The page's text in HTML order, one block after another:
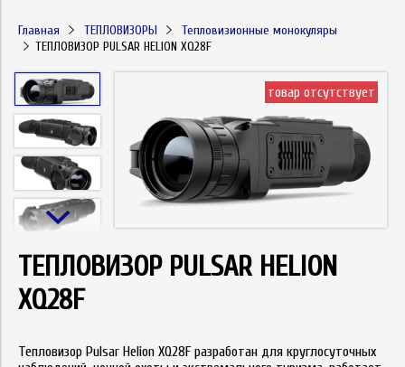
Главная ТЕПЛОВИЗОРЫ
Тепловизионные монокуляры
ТЕПЛОВИЗОР PULSAR HELION XQ28F
товар отсутствует
ТЕПЛОВИЗОР PULSAR HELION
XQ28F
Тепловизор Pulsar Helion XQ28F разработан для круглосуточных